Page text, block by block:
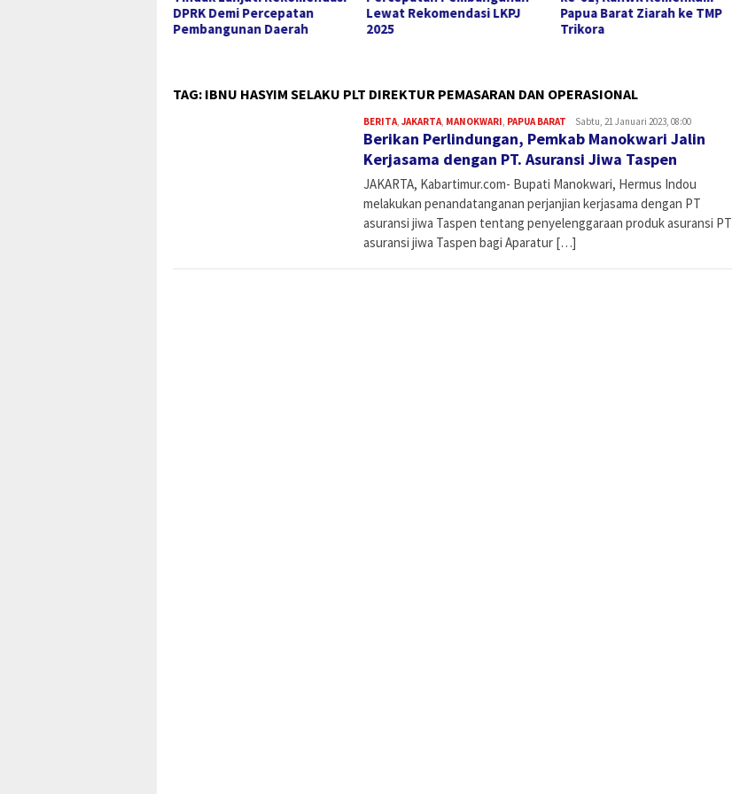
DPRK Demi Percepatan
Pembangunan Daerah
Lewat Rekomendasi LKPJ
2025
Papua Barat Ziarah ke TMP
Trikora
TAG: IBNU HASYIM SELAKU PLT DIREKTUR PEMASARAN DAN OPERASIONAL
BERITA, JAKARTA, MANOKWARI, PAPUA BARAT Admin
Sabtu, 21 Januari 2023, 08:00
Berikan Perlindungan, Pemkab Manokwari Jalin
Kerjasama dengan PT. Asuransi Jiwa Taspen
JAKARTA, Kabartimur.com- Bupati Manokwari, Hermus Indou
melakukan penandatanganan perjanjian kerjasama dengan PT
asuransi jiwa Taspen tentang penyelenggaraan produk asuransi PT
asuransi jiwa Taspen bagi Aparatur […]